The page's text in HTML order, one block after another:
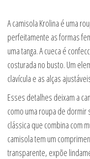
A camisola Krolina é uma
perfeitamente as formas
uma tanga. A cueca é
costurada no busto. Um
clavícula e as alças
Esses detalhes deixam a
como uma roupa de dormir
clássica que combina com
camisola tem um
transparente, expõe